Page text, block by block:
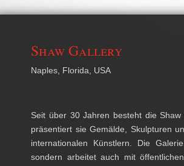
Shaw Gallery
Naples, Florida, USA
Seit über 30 Jahren besteht die
präsentiert sie Gemälde, Skulpturen
internationalen Künstlern. Die
sondern arbeitet auch mit